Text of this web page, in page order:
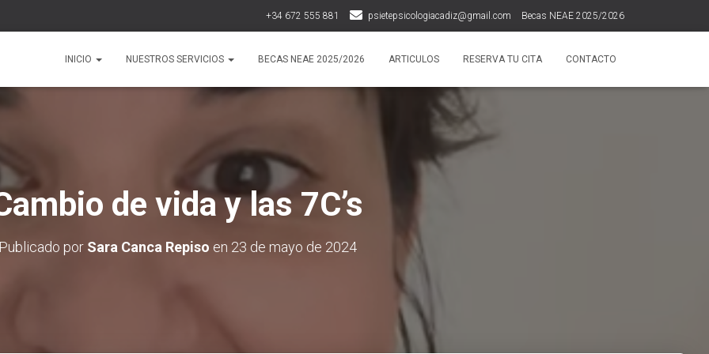
+34 672 555 881 psietepsicologiacadiz@gmail.com Becas NEAE 2025/2026
INICIO
NUESTROS SERVICIOS BECAS NEAE 2025/2026 ARTICULOS RESERVA TU CITA CONTACTO
de vida y las 7C’s
Publicado por Sara Canca Repiso en 23 de mayo de 2024